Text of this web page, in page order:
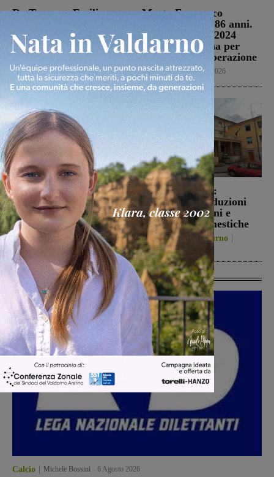
Da Toscana, Emilia
le avversarie di
Montevarchi e
Terranuova Traiana
Calcio 6 Agosto 2026
Morto Francesco
Guccini, aveva 86 anni.
Il 25 aprile del 2024
venne a Gropina per
celebrare la Liberazione
Cronaca 6 Agosto 2026
Montevarchi sconfitto 2-
0 nell’amichevole di
Piancastagnaio
Calcio 6 Agosto 2026
Figline e Incisa:
approvate le riduzioni
Tari per cittadini e
utenze non domestiche
Figline Incisa Valdarno
6 Agosto 2026
Ultime Calcio
Calcio Michele Bossini 6 Agosto 2026